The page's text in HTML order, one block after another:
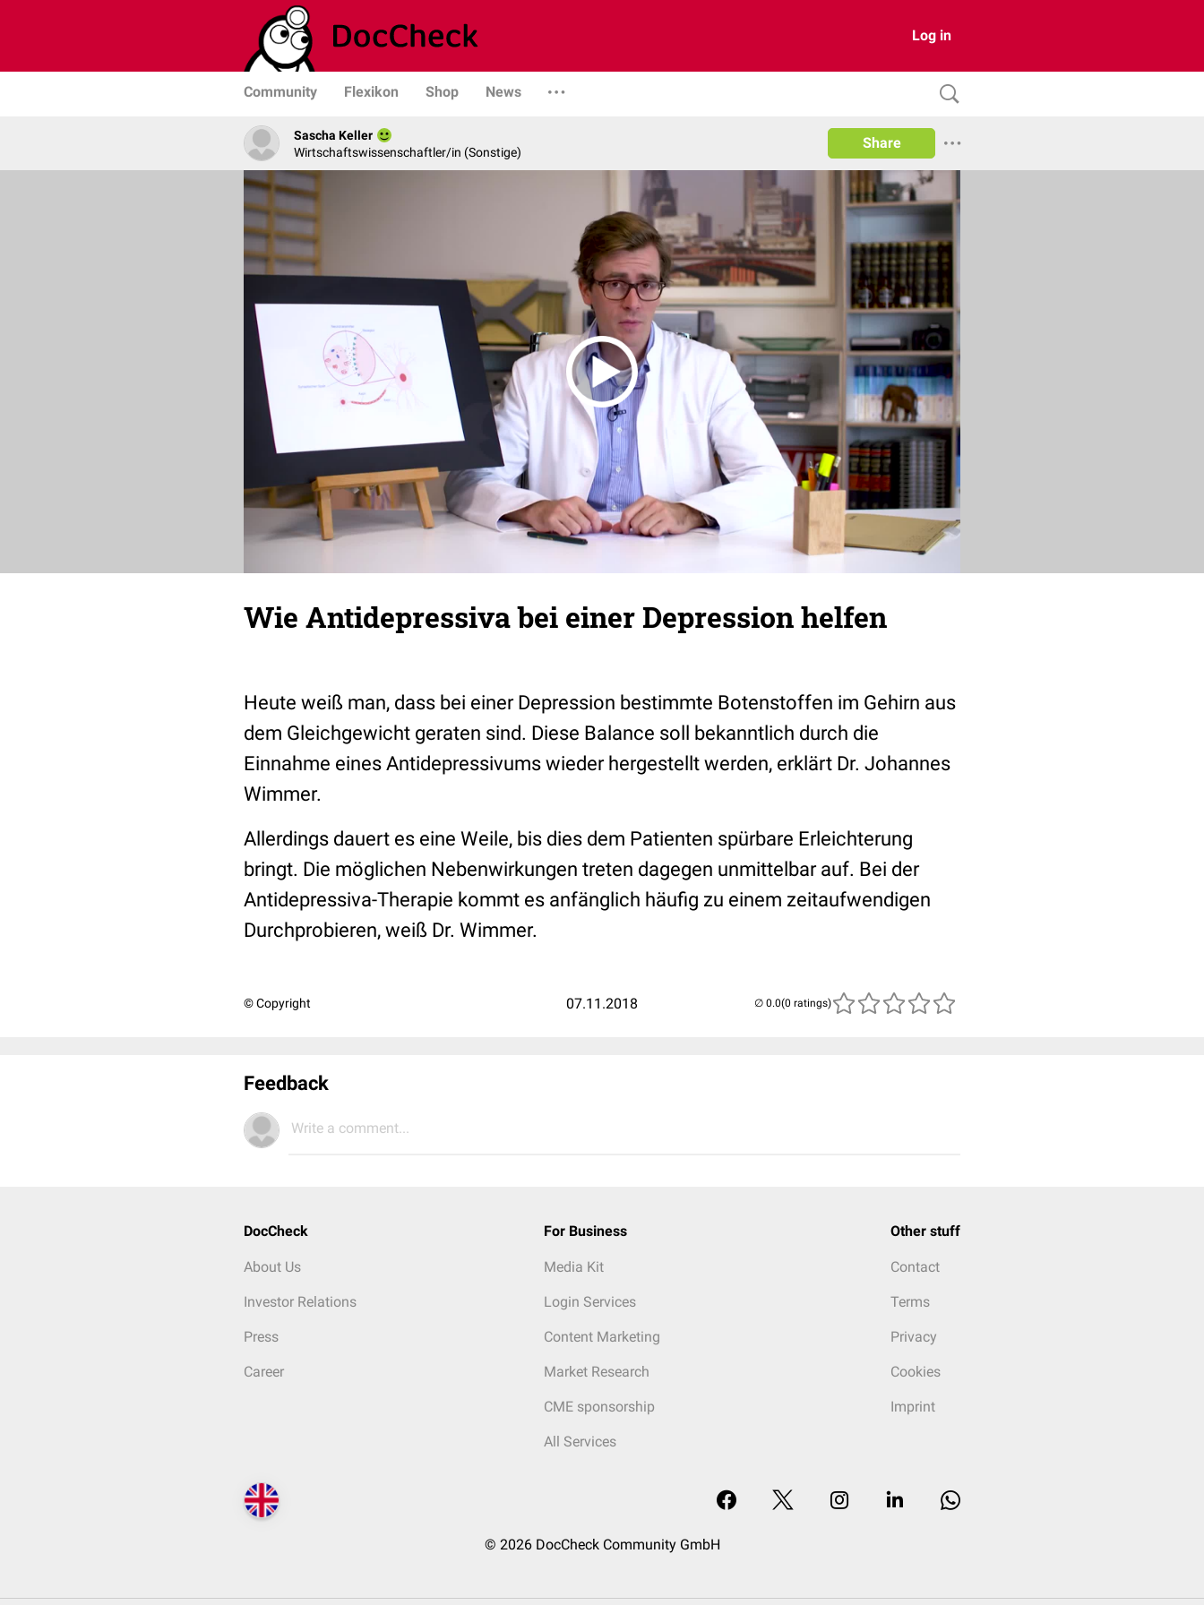
Log in
Community Flexikon Shop News
Sascha Keller
Wirtschaftswissenschaftler/in (Sonstige)
Share
Wie Antidepressiva bei einer Depression helfen
Heute weiß man, dass bei einer Depression bestimmte Botenstoffen im Gehirn aus
dem Gleichgewicht geraten sind. Diese Balance soll bekanntlich durch die
Einnahme eines Antidepressivums wieder hergestellt werden, erklärt Dr. Johannes
Wimmer.
Allerdings dauert es eine Weile, bis dies dem Patienten spürbare Erleichterung
bringt. Die möglichen Nebenwirkungen treten dagegen unmittelbar auf. Bei der
Antidepressiva-Therapie kommt es anfänglich häufig zu einem zeitaufwendigen
Durchprobieren, weiß Dr. Wimmer.
© Copyright 07.11.2018 (0 ratings)
Feedback
Write a comment...
DocCheck
About Us
Investor Relations
Press
Career
For Business
Media Kit
Login Services
Content Marketing
Market Research
CME sponsorship
All Services
Other stuff
Contact
Terms
Privacy
Cookies
Imprint
© 2026 DocCheck Community GmbH